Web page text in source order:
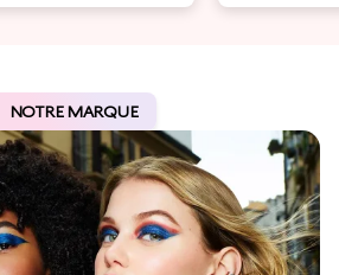
NOTRE MARQUE